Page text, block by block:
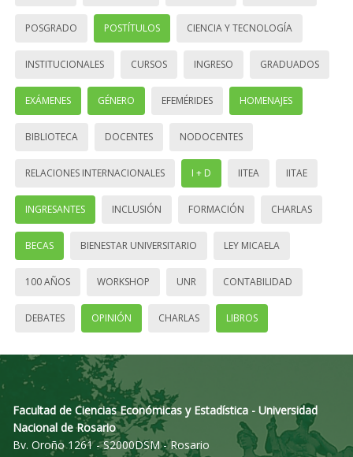
POSGRADO POSTÍTULOS CIENCIA Y TECNOLOGÍA
INSTITUCIONALES CURSOS INGRESO GRADUADOS
EXÁMENES GÉNERO EFEMÉRIDES HOMENAJES
BIBLIOTECA DOCENTES NODOCENTES
RELACIONES INTERNACIONALES I + D IITEA IITAE
INGRESANTES INCLUSIÓN FORMACIÓN CHARLAS
BECAS BIENESTAR UNIVERSITARIO LEY MICAELA
100 AÑOS WORKSHOP UNR CONTABILIDAD
DEBATES OPINIÓN CHARLAS LIBROS
Facultad de Ciencias Económicas y Estadística - Universidad
Nacional de Rosario
Bv. Oroño 1261 - S2000DSM - Rosario